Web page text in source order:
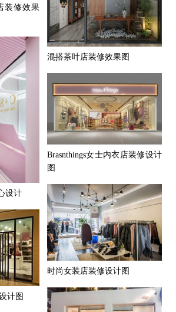
装修效果
混搭茶叶店装修效果图
设计
Brasnthings女士内衣店装修设计
图
时尚女装店装修设计图
计图